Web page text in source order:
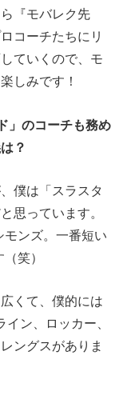
『モバレク先
コーチたちにリ
ていくので、モ
しみです！
」のコーチも務め
？
僕は「スラスタ
思っています。
ンズ。一番短い
笑）
くて、僕的には
イン、ロッカー、
ングスがありま